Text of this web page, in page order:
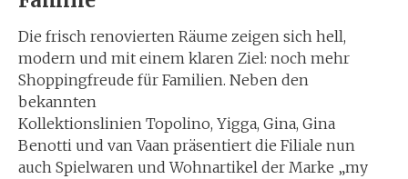
Die frisch renovierten Räume zeigen sich hell,
modern und mit einem klaren Ziel: noch mehr
Shoppingfreude für Familien. Neben den
bekannten
Kollektionslinien Topolino, Yigga, Gina, Gina
Benotti und van Vaan präsentiert die Filiale nun
auch Spielwaren und Wohnartikel der Marke „my